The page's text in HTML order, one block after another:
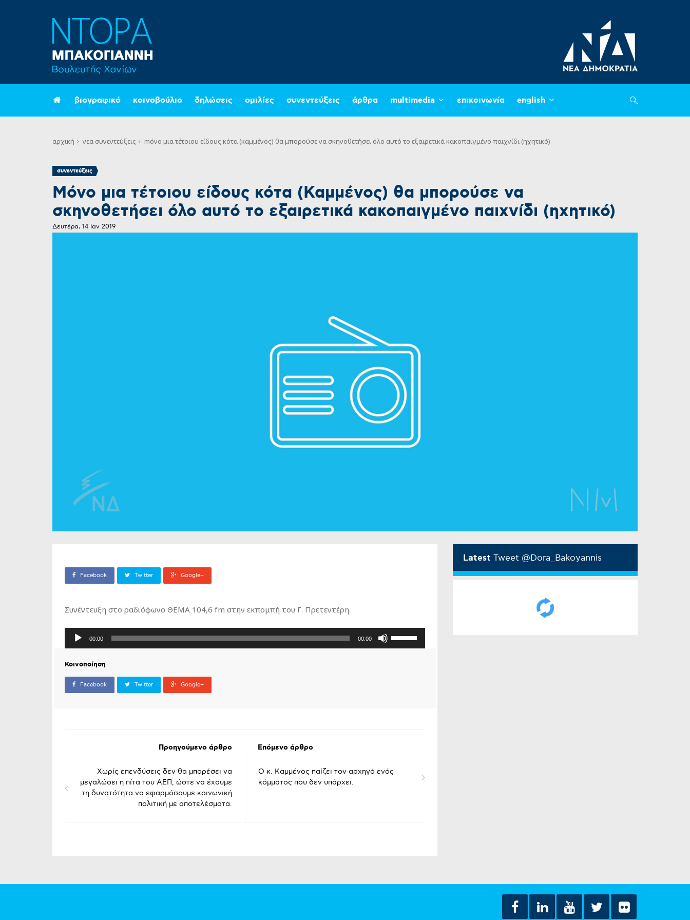
βιογραφικό κοινοβούλιο δηλώσεις ομιλίες συνεντεύξεις άρθρα multimedia επικοινωνία english
αρχική νεα συνεντεύξεις mόνο μια τέτοιου είδους κότα (καμμένος) θα μπορούσε να σκηνοθετήσει όλο αυτό το εξαιρετικά κακοπαιγμένο παιχνίδι (ηχητικό)
συνεντεύξεις
Mόνο μια τέτοιου είδους κότα (Καμμένος) θα μπορούσε να
σκηνοθετήσει όλο αυτό το εξαιρετικά κακοπαιγμένο παιχνίδι (ηχητικό)
Δευτέρα, 14 Ιαν 2019
Facebook Twitter Google+
Συνέντευξη στο ραδιόφωνο ΘΕΜΑ 104,6 fm στην εκπομπή του Γ. Πρετεντέρη.
Πρόγραμμα
00:00 00:00
ένταση.
Κοινοποίηση
Facebook Twitter Google+
Προηγούμενο άρθρο
Χωρίς επενδύσεις δεν θα μπορέσει να
μεγαλώσει η πίτα του ΑΕΠ, ώστε να έχουμε
τη δυνατότητα να εφαρμόσουμε κοινωνική
πολιτική με αποτελέσματα.
Επόμενο άρθρο
Ο κ. Καμμένος παίζει τον αρχηγό ενός
κόμματος που δεν υπάρχει.
Latest Tweet @Dora_Bakoyannis